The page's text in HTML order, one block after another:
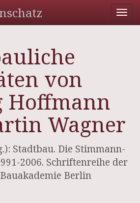
von
Hoffmann
Wagner
Stadtbau. Die Stimmann-
2006. Schriftenreihe der
Berlin